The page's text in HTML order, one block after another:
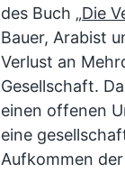
des Buch „Die
Bauer, Arabist
Verlust an
Gesellschaft.
einen offenen
eine
Aufkommen